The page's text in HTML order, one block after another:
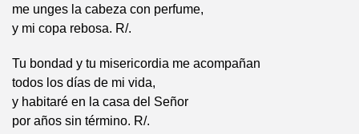
me unges la cabeza con perfume,
y mi copa rebosa. R/.
Tu bondad y tu misericordia me acompañan
todos los días de mi vida,
y habitaré en la casa del Señor
por años sin término. R/.